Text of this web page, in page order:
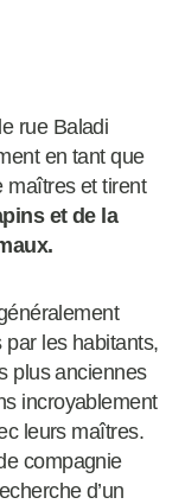
rue Baladi
en tant que
maîtres et tirent
et de la
les habitants,
plus anciennes
incroyablement
leurs maîtres.
compagnie
d’un